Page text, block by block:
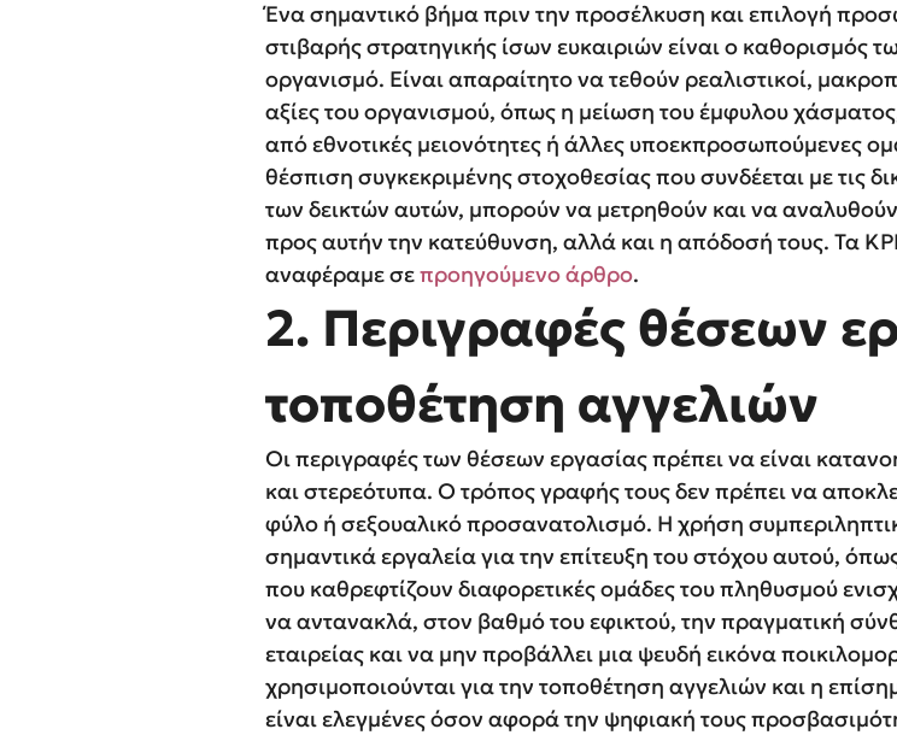
Ένα σημαντικό βήμα πριν την προσέλκυση και επιλογή
στιβαρής στρατηγικής ίσων ευκαιριών είναι ο καθορισμός
οργανισμό. Είναι απαραίτητο να τεθούν ρεαλιστικοί,
αξίες του οργανισμού, όπως η μείωση του έμφυλου
από εθνοτικές μειονότητες ή άλλες υποεκπροσωπούμενες
θέσπιση συγκεκριμένης στοχοθεσίας που συνδέεται με τις
των δεικτών αυτών, μπορούν να μετρηθούν και να αναλυθούν
προς αυτήν την κατεύθυνση, αλλά και η απόδοσή τους. Τα
αναφέραμε σεπροηγούμενο άρθρο.
2. Περιγραφές θέσεων
τοποθέτηση αγγελιών
Οι περιγραφές των θέσεων εργασίας πρέπει να είναι
και στερεότυπα. Ο τρόπος γραφής τους δεν πρέπει να
φύλο ή σεξουαλικό προσανατολισμό. Η χρήση
σημαντικά εργαλεία για την επίτευξη του στόχου αυτού,
που καθρεφτίζουν διαφορετικές ομάδες του πληθυσμού
να αντανακλά, στον βαθμό του εφικτού, την πραγματική
εταιρείας και να μην προβάλλει μια ψευδή εικόνα
χρησιμοποιούνται για την τοποθέτηση αγγελιών και η
είναι ελεγμένες όσον αφορά την ψηφιακή τους